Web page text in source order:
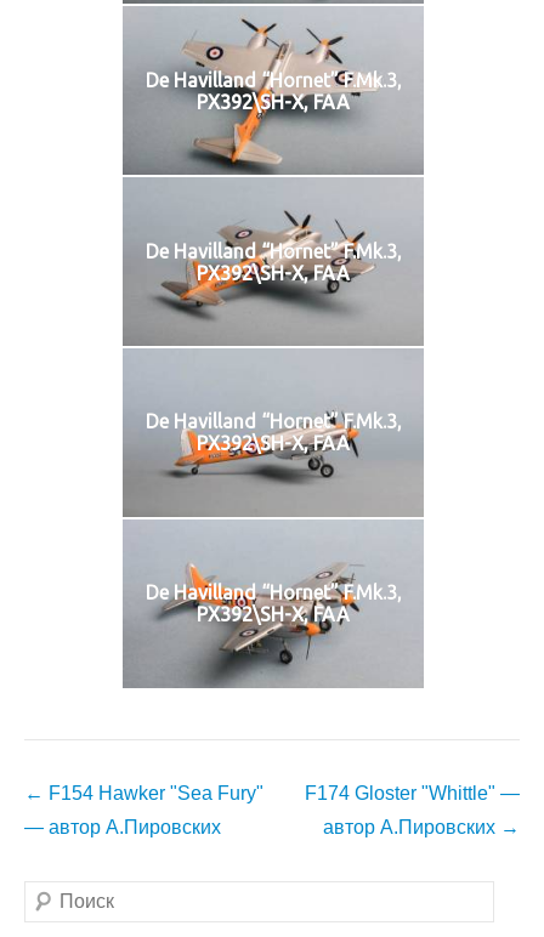
De Havilland “Hornet” F.Mk.3,
PX392\SH-X, FAA
De Havilland “Hornet” F.Mk.3,
PX392\SH-X, FAA
De Havilland “Hornet” F.Mk.3,
PX392\SH-X, FAA
De Havilland “Hornet” F.Mk.3,
PX392\SH-X, FAA
Навигация
по
← F154 Hawker "Sea Fury"
— автор А.Пировских
F174 Gloster "Whittle" —
автор А.Пировских →
Поиск